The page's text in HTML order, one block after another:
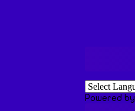
Powered by